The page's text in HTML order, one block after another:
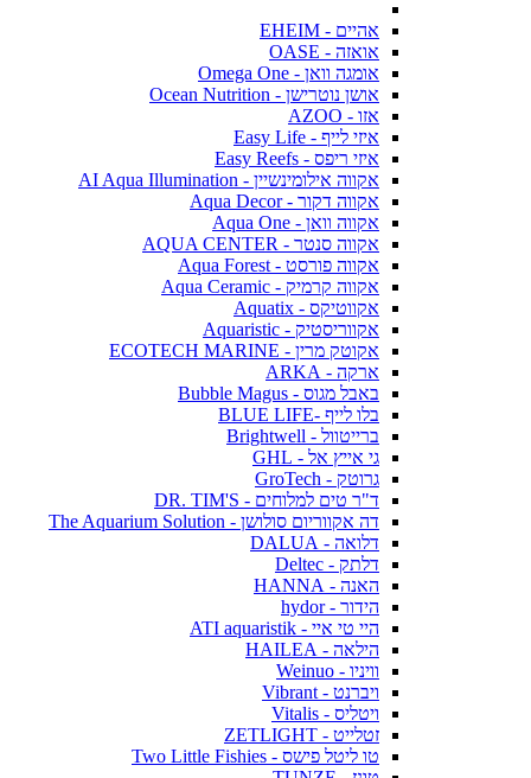
אהיים - EHEIM
אואזה - OASE
אומגה וואן - Omega One
אושן נוטרישן - Ocean Nutrition
אזו - AZOO
איזי לייף - Easy Life
איזי ריפס - Easy Reefs
אקווה אילומינשיין - AI Aqua Illumination
אקווה דקור - Aqua Decor
אקווה וואן - Aqua One
אקווה סנטר - AQUA CENTER
אקווה פורסט - Aqua Forest
אקווה קרמיק - Aqua Ceramic
אקווטיקס - Aquatix
אקווריסטיק - Aquaristic
אקוטק מרין - ECOTECH MARINE
ארקה - ARKA
באבל מגוס - Bubble Magus
בלו לייף -BLUE LIFE
ברייטוול - Brightwell
גי אייץ אל - GHL
גרוטק - GroTech
ד"ר טים למלוחים - DR. TIM'S
דה אקווריום סולושן - The Aquarium Solution
דלואה - DALUA
דלתק - Deltec
האנה - HANNA
הידור - hydor
היי טי איי - ATI aquaristik
הילאה - HAILEA
וויניו - Weinuo
ויברנט - Vibrant
ויטליס - Vitalis
זטלייט - ZETLIGHT
טו ליטל פישס - Two Little Fishies